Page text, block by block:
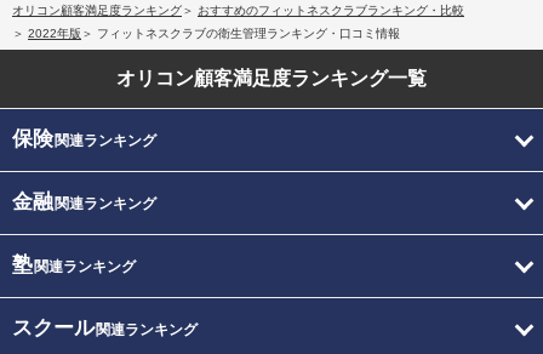
オリコン顧客満足度ランキング
おすすめのフィットネスクラブランキング・比較
2022年版
フィットネスクラブの衛生管理ランキング・口コミ情報
オリコン顧客満足度ランキング一覧
保険関連ランキング
金融関連ランキング
塾関連ランキング
スクール関連ランキング